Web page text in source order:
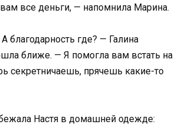
все деньги, — напомнила Марина.
благодарность где? — Галина
ближе. — Я помогла вам встать на
секретничаешь, прячешь какие-то
Настя в домашней одежде: